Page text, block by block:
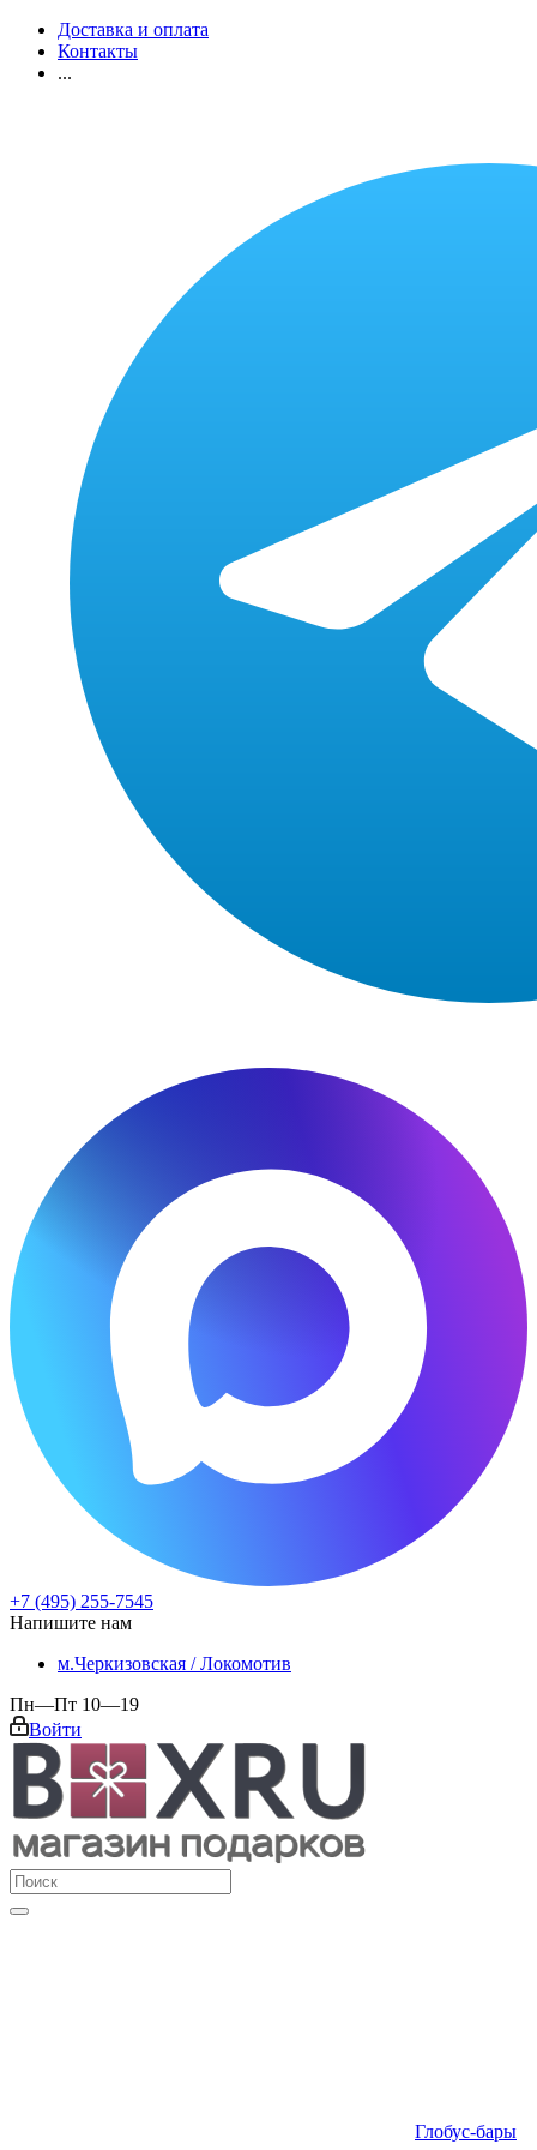
Доставка и оплата
Контакты
...
+7 (495) 255-7545
Напишите нам
м.Черкизовская / Локомотив
Пн—Пт 10—19
Войти
Глобус-бары